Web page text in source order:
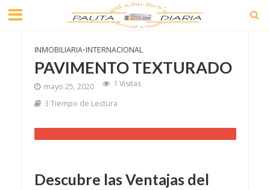
INMOBILIARIA•INTERNACIONAL
PAVIMENTO TEXTURADO
mayo 25, 2020
1 Visitas
3 Tiempo de Lectura
Descubre las Ventajas del